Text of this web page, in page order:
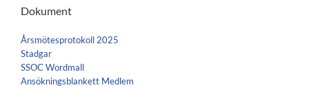
Dokument
Årsmötesprotokoll 2025
Stadgar
SSOC Wordmall
Ansökningsblankett Medlem